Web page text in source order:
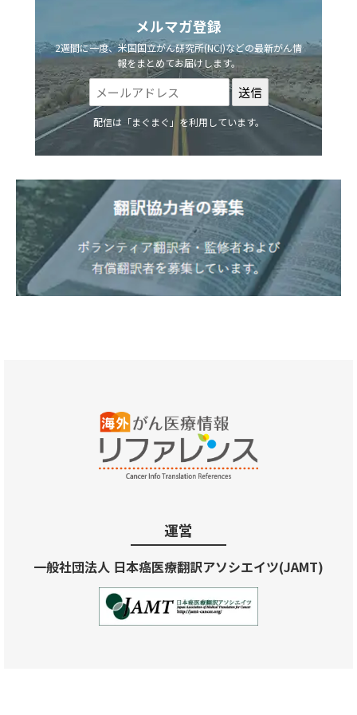
メルマガ登録
2週間に一度、米国国立がん研究所(NCI)などの最新がん情
報をまとめてお届けします。
配信は「まぐまぐ」を利用しています。
運営
一般社団法人 日本癌医療翻訳アソシエイツ(JAMT)